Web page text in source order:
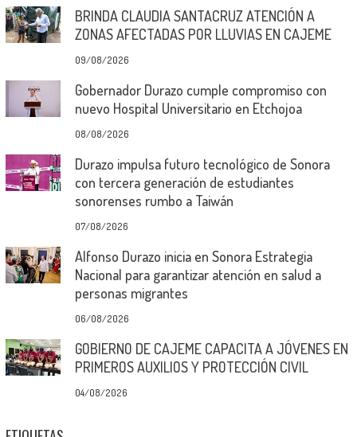
BRINDA CLAUDIA SANTACRUZ ATENCIÓN A
ZONAS AFECTADAS POR LLUVIAS EN CAJEME
09/08/2026
Gobernador Durazo cumple compromiso con
nuevo Hospital Universitario en Etchojoa
08/08/2026
Durazo impulsa futuro tecnológico de Sonora
con tercera generación de estudiantes
sonorenses rumbo a Taiwán
07/08/2026
Alfonso Durazo inicia en Sonora Estrategia
Nacional para garantizar atención en salud a
personas migrantes
06/08/2026
GOBIERNO DE CAJEME CAPACITA A JÓVENES EN
PRIMEROS AUXILIOS Y PROTECCIÓN CIVIL
04/08/2026